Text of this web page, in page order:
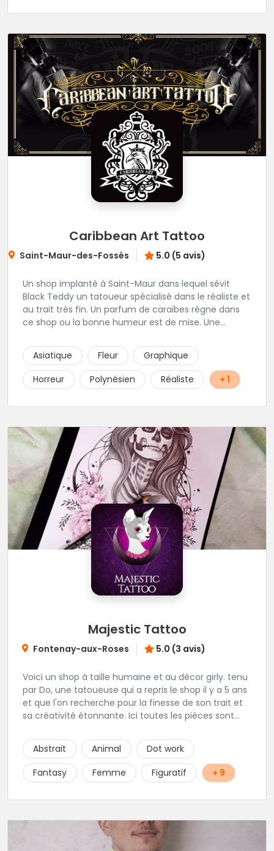
Caribbean Art Tattoo
Saint-Maur-des-Fossés 5.0 (5 avis)
Un shop implanté à Saint-Maur dans lequel sévit
Black Teddy un tatoueur spécialisé dans le réaliste et
au trait très fin. Un parfum de caraïbes règne dans
ce shop ou la bonne humeur est de mise. Une
Asiatique
Fleur
Graphique
Horreur
Polynésien Réaliste + 1
Majestic Tattoo
Fontenay-aux-Roses 5.0 (3 avis)
Voici un shop à taille humaine et au décor girly. tenu
par Do, une tatoueuse qui a repris le shop il y a 5 ans
et que l'on recherche pour la finesse de son trait et
sa créativité étonnante. Ici toutes les pièces sont
client. Les séances de tatouage se font en musique
et dans une ambiance décontractée.
Abstrait Animal
Dot work
Fantasy
Femme Figuratif + 9